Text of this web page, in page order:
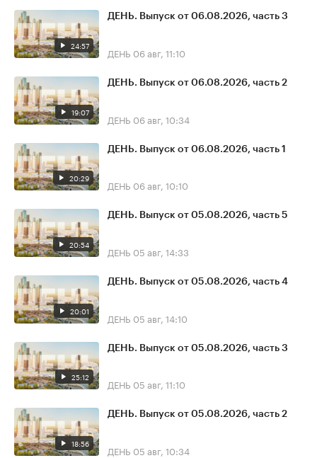
24:57
ДЕНЬ. Выпуск от 06.08.2026, часть 3
ДЕНЬ 06 авг, 11:10
19:07
ДЕНЬ. Выпуск от 06.08.2026, часть 2
ДЕНЬ 06 авг, 10:34
20:29
ДЕНЬ. Выпуск от 06.08.2026, часть 1
ДЕНЬ 06 авг, 10:10
20:54
ДЕНЬ. Выпуск от 05.08.2026, часть 5
ДЕНЬ 05 авг, 14:33
20:01
ДЕНЬ. Выпуск от 05.08.2026, часть 4
ДЕНЬ 05 авг, 14:10
25:12
ДЕНЬ. Выпуск от 05.08.2026, часть 3
ДЕНЬ 05 авг, 11:10
18:56
ДЕНЬ. Выпуск от 05.08.2026, часть 2
ДЕНЬ 05 авг, 10:34